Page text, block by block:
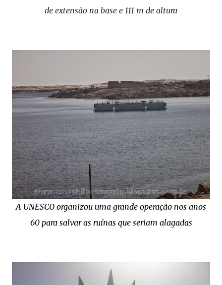
de extensão na base e 111 m de altura
A UNESCO organizou uma grande operação nos anos
60 para salvar as ruínas que seriam alagadas